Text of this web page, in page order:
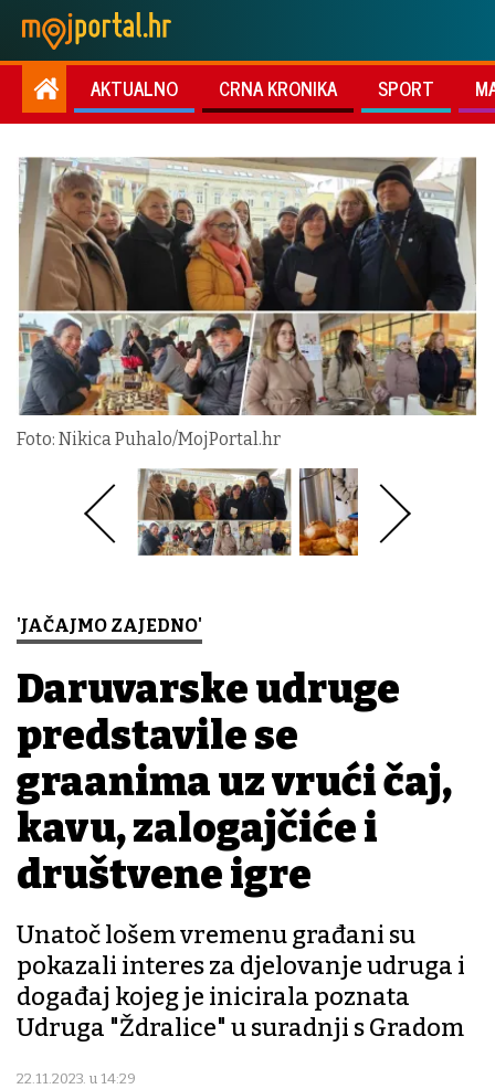
AKTUALNO CRNA KRONIKA SPORT
Foto: Nikica Puhalo/MojPortal.hr
'JAČAJMO ZAJEDNO'
Daruvarske udruge
predstavile se
građanima uz vrući čaj,
kavu, zalogajčiće i
društvene igre
Unatoč lošem vremenu građani su
pokazali interes za djelovanje udruga i
događaj kojeg je inicirala poznata
Udruga "Ždralice" u suradnji s Gradom
22.11.2023. u 14:29